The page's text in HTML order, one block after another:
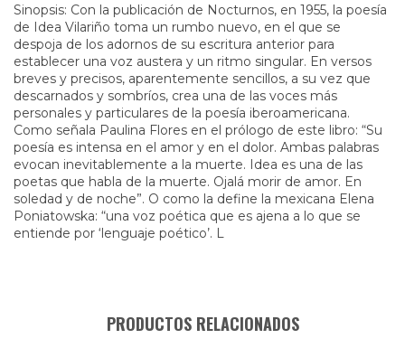
Sinopsis: Con la publicación de Nocturnos, en 1955, la poesía
de Idea Vilariño toma un rumbo nuevo, en el que se
despoja de los adornos de su escritura anterior para
establecer una voz austera y un ritmo singular. En versos
breves y precisos, aparentemente sencillos, a su vez que
descarnados y sombríos, crea una de las voces más
personales y particulares de la poesía iberoamericana.
Como señala Paulina Flores en el prólogo de este libro: “Su
poesía es intensa en el amor y en el dolor. Ambas palabras
evocan inevitablemente a la muerte. Idea es una de las
poetas que habla de la muerte. Ojalá morir de amor. En
soledad y de noche”. O como la define la mexicana Elena
Poniatowska: “una voz poética que es ajena a lo que se
entiende por ‘lenguaje poético’. L
PRODUCTOS RELACIONADOS